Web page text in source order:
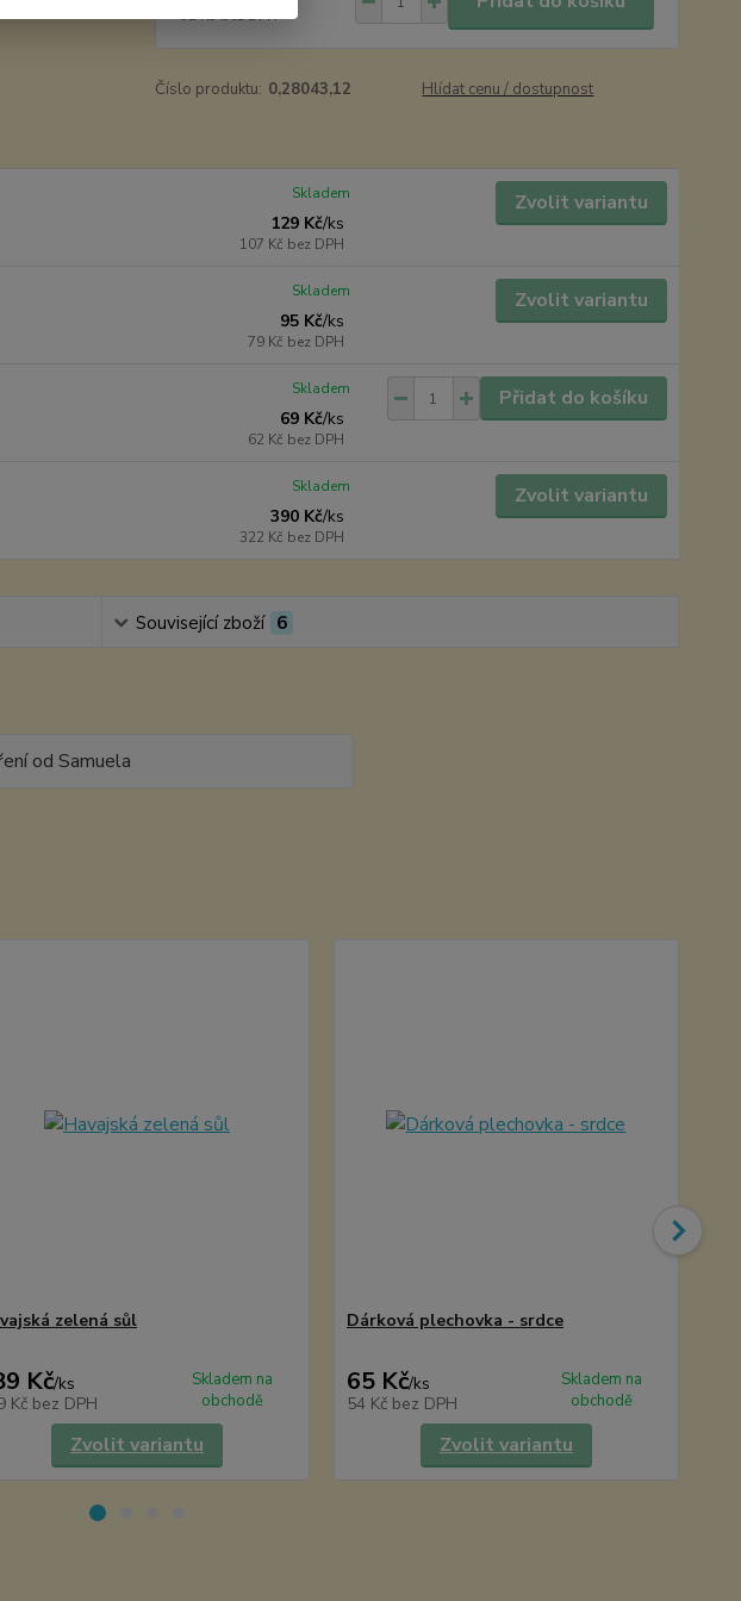
32 Kč bez DPH
Číslo produktu: 0,28043,12 Hlídat cenu / dostupnost
129 Kč/ks
107 Kč bez DPH
Skladem Zvolit variantu
95 Kč/ks
79 Kč bez DPH
Skladem Zvolit variantu
69 Kč/ks
62 Kč bez DPH
Skladem Přidat do košíku
390 Kč/ks
322 Kč bez DPH
Skladem Zvolit variantu
Související zboží 6
od Samuela
zelená sůl
Kč/ks
Kč bez DPH
Skladem na
obchodě
Zvolit variantu
Dárková plechovka - srdce
65 Kč/ks
54 Kč bez DPH
Skladem na
obchodě
Zvolit variantu